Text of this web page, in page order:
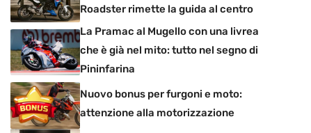
Roadster rimette la guida al centro
La Pramac al Mugello con una livrea
che è già nel mito: tutto nel segno di
Pininfarina
Nuovo bonus per furgoni e moto:
attenzione alla motorizzazione